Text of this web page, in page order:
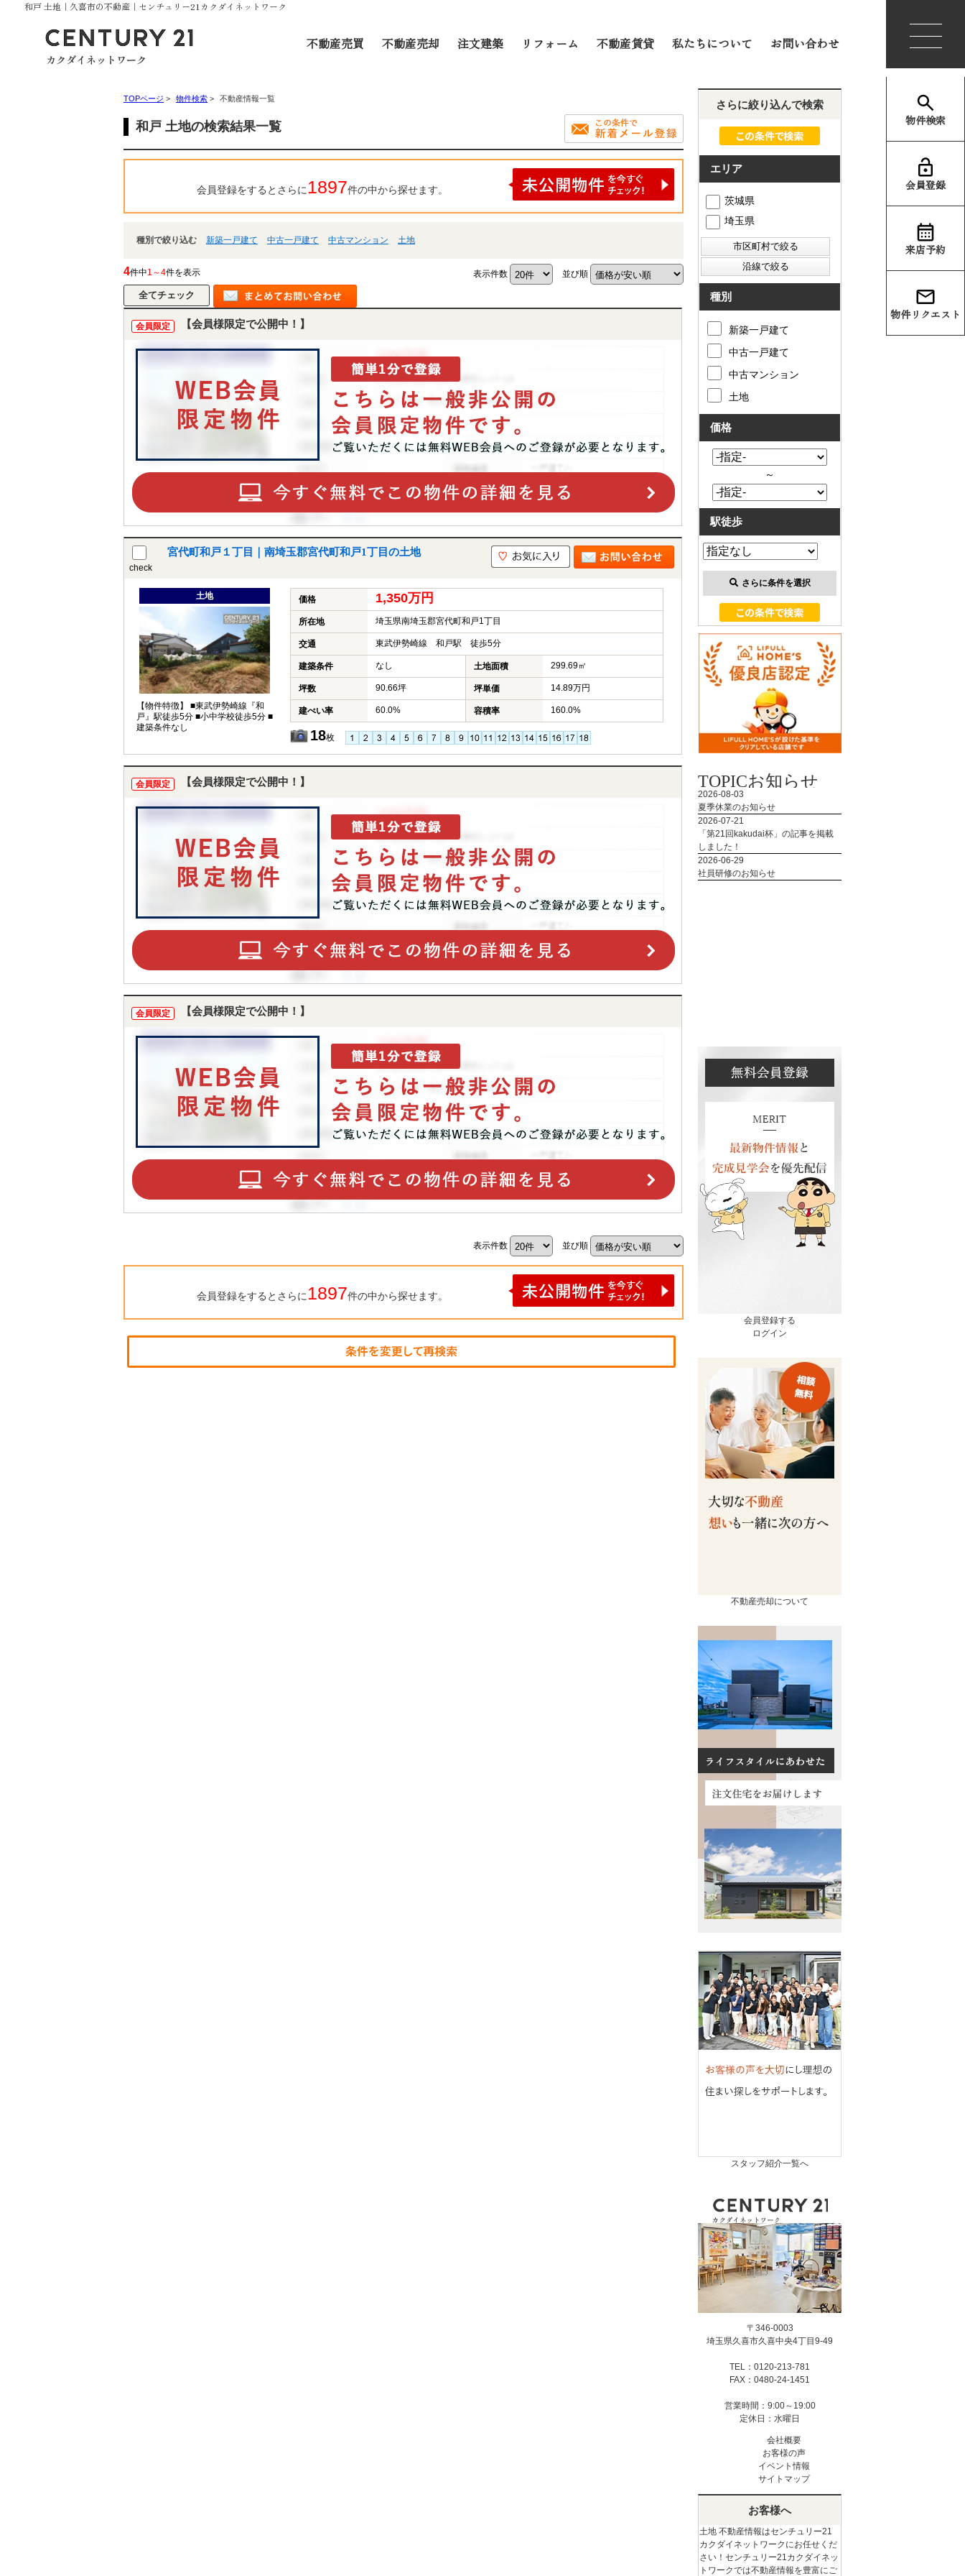
和戸 土地｜久喜市の不動産｜センチュリー21カクダイネットワーク
不動産売買 不動産売却 注文建築 リフォーム 不動産賃貸 私たちについて お問い合わせ
会員登録 ログイン
仲介手数料について
コンテンツ
会社概要
お知らせ
物件検索
会員登録
来店予約
物件リクエスト
TOPページ > 物件検索 > 不動産情報一覧
和戸 土地の検索結果一覧
会員登録をするとさらに 1897件の中から探せます。
種別で絞り込む 新築一戸建て 中古一戸建て 中古マンション 土地
4件中1～4件を表示 表示件数 並び順
会員限定 【会員様限定で公開中！】
check
宮代町和戸１丁目｜南埼玉郡宮代町和戸1丁目の土地
土地
【物件特徴】 ■東武伊勢崎線『和
戸』駅徒歩5分 ■小中学校徒歩5分 ■
建築条件なし
価格 1,350万円
所在地 埼玉県南埼玉郡宮代町和戸1丁目
交通 東武伊勢崎線 和戸駅 徒歩5分
建築条件 なし 土地面積 299.69㎡
坪数 90.66坪 坪単価 14.89万円
建ぺい率 60.0% 容積率 160.0%
18枚
会員限定 【会員様限定で公開中！】
会員限定 【会員様限定で公開中！】
表示件数 並び順
会員登録をするとさらに 1897件の中から探せます。
さらに絞り込んで検索
エリア
茨城県
埼玉県
種別
新築一戸建て
中古一戸建て
中古マンション
土地
価格
～
駅徒歩
さらに条件を選択
TOPICお知らせ
会員登録する
ログイン
不動産売却について
スタッフ紹介一覧へ
〒346-0003
埼玉県久喜市久喜中央4丁目9-49
TEL：0120-213-781
FAX：0480-24-1451
営業時間：9:00～19:00
定休日：水曜日
会社概要
お客様の声
イベント情報
サイトマップ
お客様へ
土地 不動産情報はセンチュリー21
カクダイネットワークにお任せくだ
さい！センチュリー21カクダイネッ
トワークでは不動産情報を豊富にご